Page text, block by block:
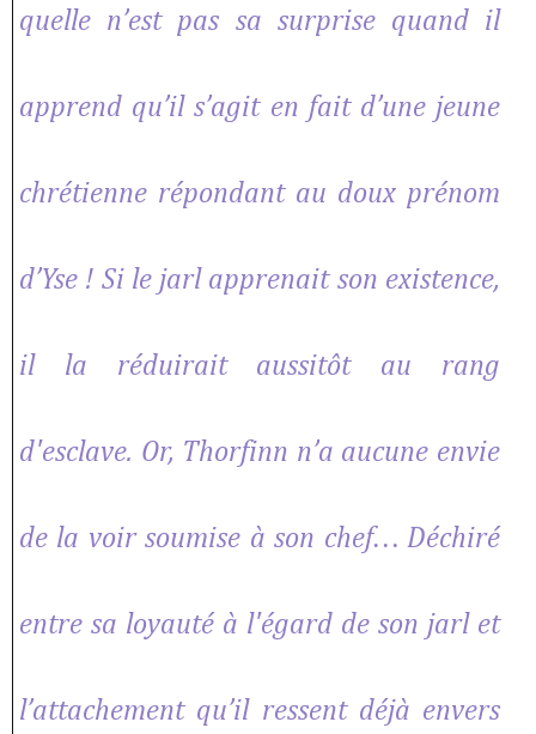
quelle n’est pas sa surprise quand il
apprend qu’il s’agit en fait d’une jeune
chrétienne répondant au doux prénom
d’Yse ! Si le jarl apprenait son existence,
il la réduirait aussitôt au rang
d'esclave. Or, Thorfinn n’a aucune envie
de la voir soumise à son chef… Déchiré
entre sa loyauté à l'égard de son jarl et
l’attachement qu’il ressent déjà envers